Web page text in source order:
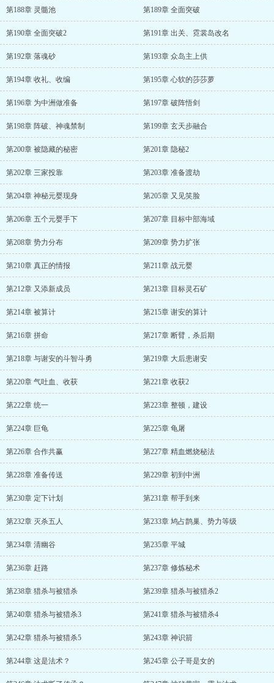
第188章 灵髓池 第189章 全面突破
第190章 全面突破2 第191章 出关、霓裳岛改名
第192章 落魂砂 第193章 众岛主上供
第194章 收礼、收编 第195章 心软的莎莎萝
第196章 为中洲做准备 第197章 破阵悟剑
第198章 阵破、神魂禁制 第199章 玄天步融合
第200章 被隐藏的秘密 第201章 隐秘2
第202章 三家投靠 第203章 准备渡劫
第204章 神秘元婴现身 第205章 又见笑脸
第206章 五个元婴手下 第207章 目标中部海域
第208章 势力分布 第209章 势力扩张
第210章 真正的情报 第211章 战元婴
第212章 又添新成员 第213章 目标灵石矿
第214章 被算计 第215章 谢安的算计
第216章 拼命 第217章 断臂，杀后期
第218章 与谢安的斗智斗勇 第219章 大后患谢安
第220章 气吐血、收获 第221章 收获2
第222章 统一 第223章 整顿，建设
第224章 巨龟 第225章 龟屠
第226章 合作共赢 第227章 精血燃烧秘法
第228章 准备传送 第229章 初到中洲
第230章 定下计划 第231章 帮手到来
第232章 灭杀五人 第233章 鸠占鹊巢、势力等级
第234章 清幽谷 第235章 平城
第236章 赶路 第237章 修炼秘术
第238章 猎杀与被猎杀 第239章 猎杀与被猎杀2
第240章 猎杀与被猎杀3 第241章 猎杀与被猎杀4
第242章 猎杀与被猎杀5 第243章 神识箭
第244章 这是法术？ 第245章 公子哥是女的